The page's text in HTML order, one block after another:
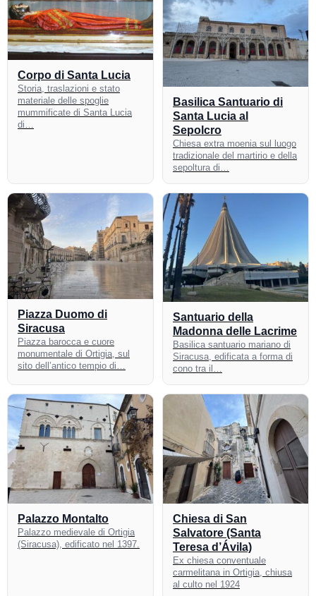
Corpo di Santa Lucia
Storia, traslazioni e stato
materiale delle spoglie
mummificate di Santa Lucia
di…
Basilica Santuario di
Santa Lucia al
Sepolcro
Chiesa extra moenia sul luogo
tradizionale del martirio e della
sepoltura di…
Piazza Duomo di
Siracusa
Piazza barocca e cuore
monumentale di Ortigia, sul
sito dell’antico tempio di…
Santuario della
Madonna delle Lacrime
Basilica santuario mariano di
Siracusa, edificata a forma di
cono tra il…
Palazzo Montalto
Palazzo medievale di Ortigia
(Siracusa), edificato nel 1397.
Chiesa di San
Salvatore (Santa
Teresa d’Ávila)
Ex chiesa conventuale
carmelitana in Ortigia, chiusa
al culto nel 1924